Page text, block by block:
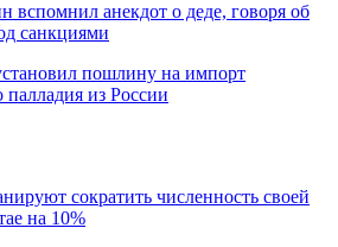
вспомнил анекдот о деде, говоря об
санкциями
пошлину на импорт
палладия из России
сократить численность своей
на 10%